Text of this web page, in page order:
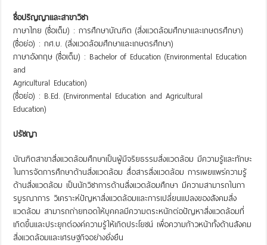
ชื่อปริญญาและสาขาวิชา
ภาษาไทย (ชื่อเต็ม) : การศึกษาบัณฑิต (สิ่งแวดล้อมศึกษาและเกษตรศึกษา)
(ชื่อย่อ) : กศ.บ. (สิ่งแวดล้อมศึกษาและเกษตรศึกษา)
ภาษาอังกฤษ (ชื่อเต็ม) : Bachelor of Education (Environmental Education
and
Agricultural Education)
(ชื่อย่อ) : B.Ed. (Environmental Education and Agricultural
Education)
ปรัชญา
บัณฑิตสาขาสิ่งแวดล้อมศึกษาเป็นผู้มีจริยธรรมสิ่งแวดล้อม มีความรู้และทักษะ
ในการจัดการศึกษาด้านสิ่งแวดล้อม สื่อสารสิ่งแวดล้อม การเผยแพร่ความรู้
ด้านสิ่งแวดล้อม เป็นนักวิชาการด้านสิ่งแวดล้อมศึกษา มีความสามารถในกา
รบูรณาการ วิเคราะห์ปัญหาสิ่งแวดล้อมและการเปลี่ยนแปลงของสังคมสิ่ง
แวดล้อม สามารถถ่ายทอดให้บุคคลมีความตระหนักต่อปัญหาสิ่งแวดล้อมที่
เกิดขึ้นและประยุกต์องค์ความรู้ให้เกิดประโยชน์ เพื่อความก้าวหน้าทั้งด้านสังคม
สิ่งแวดล้อมและเศรษฐกิจอย่างยั่งยืน